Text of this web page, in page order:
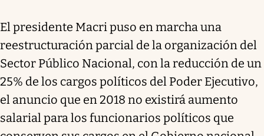
El presidente Macri puso en marcha una
reestructuración parcial de la organización del
Sector Público Nacional, con la reducción de un
25% de los cargos políticos del Poder Ejecutivo,
el anuncio que en 2018 no existirá aumento
salarial para los funcionarios políticos que